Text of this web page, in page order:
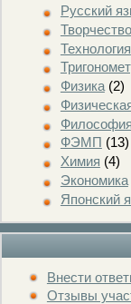
Русский
Творчество
Технология
Физика(2)
Философия
ФЭМП (13)
Химия (4)
Экономика
Японский
Внести
Отзывы